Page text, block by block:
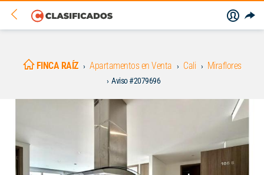
FINCA RAÍZ Apartamentos en Venta Cali Miraflores
Aviso #2079696